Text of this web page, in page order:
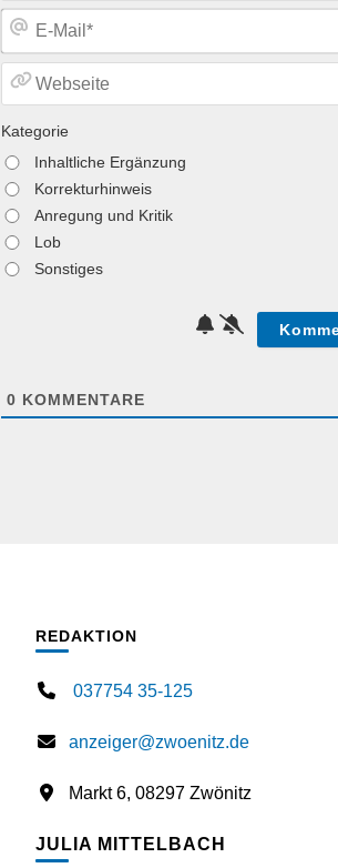
Kategorie
Inhaltliche Ergänzung
Korrekturhinweis
Anregung und Kritik
Lob
Sonstiges
0 KOMMENTARE
REDAKTION
037754 35-125
anzeiger@zwoenitz.de
Markt 6, 08297 Zwönitz
JULIA MITTELBACH